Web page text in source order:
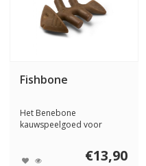
Fishbone
Het Benebone
kauwspeelgoed voor
€13,90